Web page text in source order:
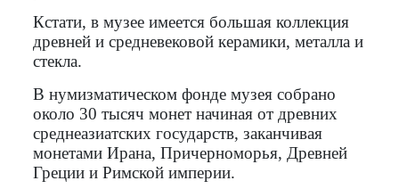
Кстати, в музее имеется большая коллекция
древней и средневековой керамики, металла и
стекла.
В нумизматическом фонде музея собрано
около 30 тысяч монет начиная от древних
среднеазиатских государств, заканчивая
монетами Ирана, Причерноморья, Древней
Греции и Римской империи.